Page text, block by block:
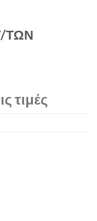
ΤΩΝ
τιμές